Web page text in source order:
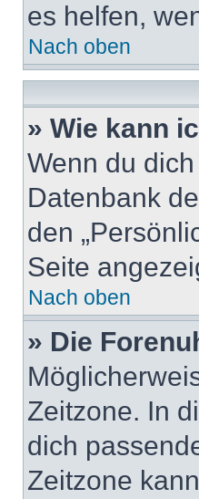
es helfen,
Nach oben
» Wie kann
Wenn du
Datenbank
den
Seite
Nach oben
» Die
Zeitzone. In
dich
Zeitzone